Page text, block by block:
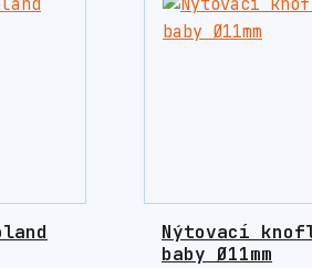
Nýtovací
baby Ø11mm